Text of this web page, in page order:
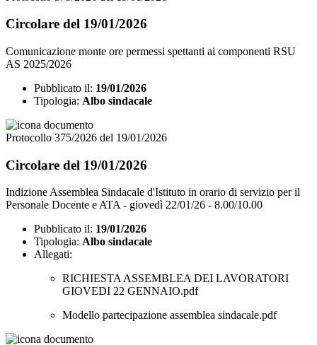
Circolare del 19/01/2026
Comunicazione monte ore permessi spettanti ai componenti RSU
AS 2025/2026
Pubblicato il: 19/01/2026
Tipologia: Albo sindacale
Protocollo 375/2026 del 19/01/2026
Circolare del 19/01/2026
Indizione Assemblea Sindacale d'Istituto in orario di servizio per il
Personale Docente e ATA - giovedì 22/01/26 - 8.00/10.00
Pubblicato il: 19/01/2026
Tipologia: Albo sindacale
Allegati:
RICHIESTA ASSEMBLEA DEI LAVORATORI
GIOVEDI 22 GENNAIO.pdf
Modello partecipazione assemblea sindacale.pdf